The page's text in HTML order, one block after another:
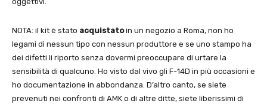
NOTA: il kit è stato acquistatoin un negozio a Roma, non ho
legami di nessun tipo con nessun produttore e se uno stampo ha
dei difetti li riporto senza dovermi preoccupare di urtare la
sensibilità di qualcuno. Ho visto dal vivo gli F-14D in più occasioni e
ho documentazione in abbondanza. D’altro canto, se siete
prevenuti nei confronti di AMK o di altre ditte, siete liberissimi di